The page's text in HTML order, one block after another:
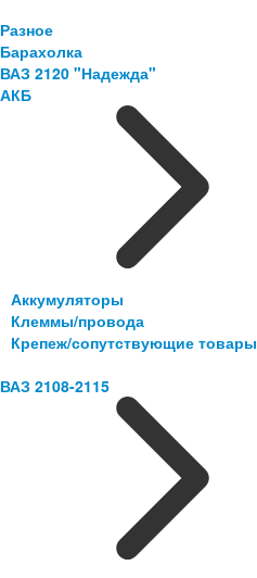
Разное
Барахолка
ВАЗ 2120 "Надежда"
АКБ
Аккумуляторы
Клеммы/провода
Крепеж/сопутствующие товары
ВАЗ 2108-2115